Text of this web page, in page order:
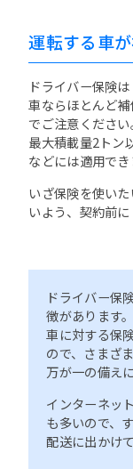
運転する車
ドライバー保険
車ならほとんど
でご注意くださ
最大積載量2トン
などには適用でき
いざ保険を使い
いよう、契約前に
ドライバー保
徴があります。
車に対する保
ので、さまざ
万が一の備え
インターネッ
も多いので、
配送に出かけ